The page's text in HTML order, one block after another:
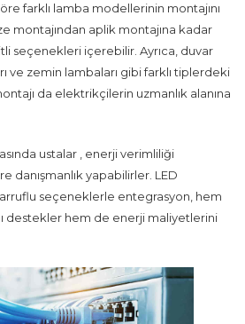
farklı lamba modellerinin montajını
montajından aplik montajına kadar
seçenekleri içerebilir. Ayrıca, duvar
ve zemin lambaları gibi farklı tiplerdeki
da elektrikçilerin uzmanlık alanına
ustalar , enerji verimliliği
danışmanlık yapabilirler. LED
seçeneklerle entegrasyon, hem
destekler hem de enerji maliyetlerini